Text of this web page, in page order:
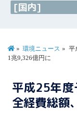
[国内]
環境ニュース
平
1兆9,326億円に
平成25年
全経費総額